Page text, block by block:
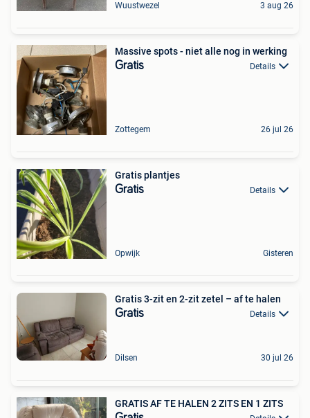
Wuustwezel 3 aug 26
Massive spots - niet alle nog in werking
Gratis Details
Zottegem 26 jul 26
Gratis plantjes
Gratis Details
Opwijk Gisteren
Gratis 3-zit en 2-zit zetel – af te halen
Gratis Details
Dilsen 30 jul 26
GRATIS AF TE HALEN 2 ZITS EN 1 ZITS